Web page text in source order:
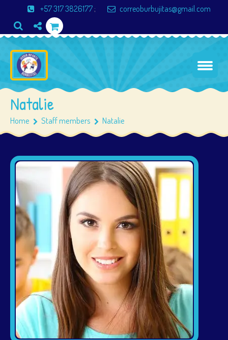
+57 317 3826177 ; correoburbujitas@gmail.com
Natalie
Home Staff members Natalie